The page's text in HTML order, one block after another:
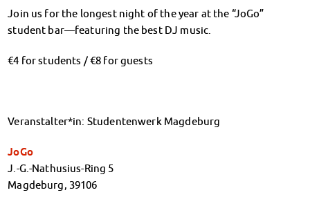
Wohnheime in Magdeburg
Wohnheime in Wernigerode
MIT einander – FÜR einander
Wohnen-FAQ
AnsprechpartnerInnen
Soziales & Beratung
Sozialberatung
Join us for the longest night of the year at the “JoGo”
student bar—featuring the best DJ music.
€4 for students / €8 for guests
Veranstalter*in: Studentenwerk Magdeburg
JoGo
J.-G.-Nathusius-Ring 5
Magdeburg, 39106